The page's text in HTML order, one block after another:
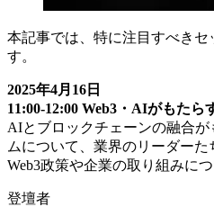
本記事では、特に注目すべきセ
す。
2025年4月16日
11:00-12:00 Web3・AIがもた
AIとブロックチェーンの融合
ムについて、業界のリーダー
Web3政策や企業の取り組みに
登壇者